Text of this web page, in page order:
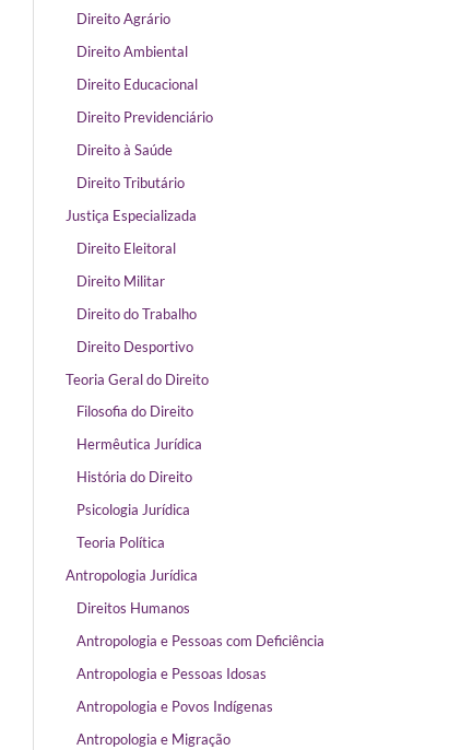
Direito Agrário
Direito Ambiental
Direito Educacional
Direito Previdenciário
Direito à Saúde
Direito Tributário
Justiça Especializada
Direito Eleitoral
Direito Militar
Direito do Trabalho
Direito Desportivo
Teoria Geral do Direito
Filosofia do Direito
Hermêutica Jurídica
História do Direito
Psicologia Jurídica
Teoria Política
Antropologia Jurídica
Direitos Humanos
Antropologia e Pessoas com Deficiência
Antropologia e Pessoas Idosas
Antropologia e Povos Indígenas
Antropologia e Migração